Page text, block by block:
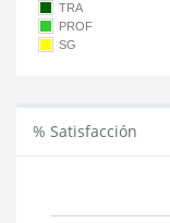
TRA
PROF
SG
% Satisfacción